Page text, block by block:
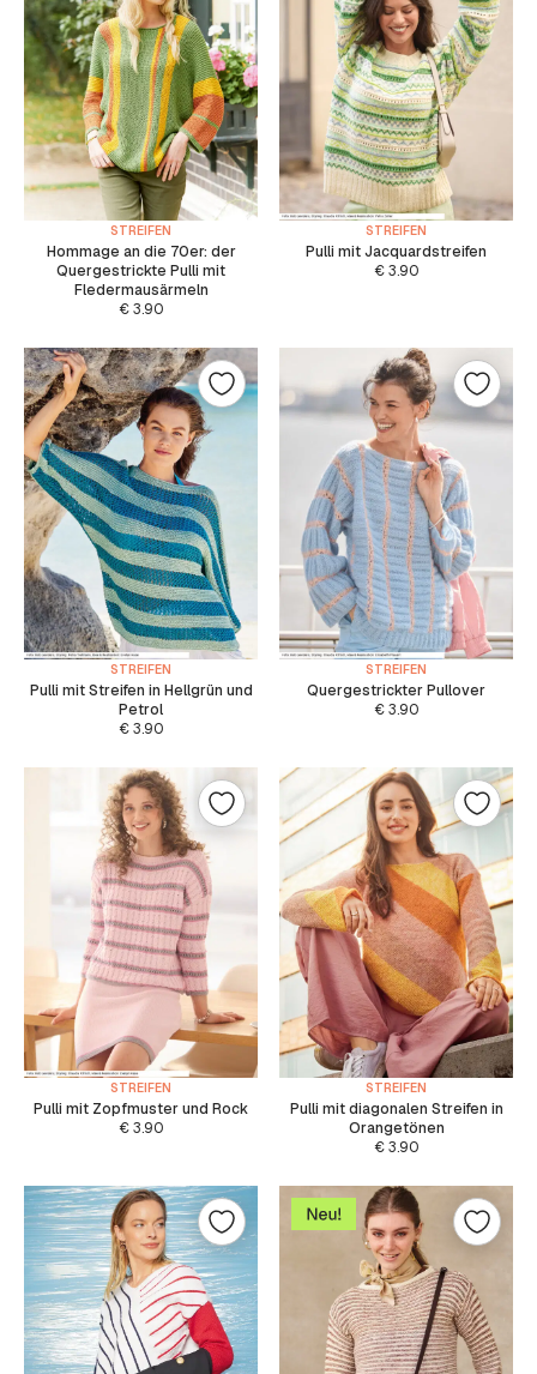
STREIFEN
Hommage an die 70er: der
Quergestrickte Pulli mit
Fledermausärmeln
€3.90
STREIFEN
Pulli mit Jacquardstreifen
€3.90
STREIFEN
Pulli mit Streifen in Hellgrün und
Petrol
€3.90
STREIFEN
Quergestrickter Pullover
€3.90
STREIFEN
Pulli mit Zopfmuster und Rock
€3.90
STREIFEN
Pulli mit diagonalen Streifen in
Orangetönen
€3.90